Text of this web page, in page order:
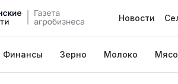
Новости
Финансы Зерно Молоко Мясо